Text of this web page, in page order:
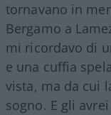
tornavano in
Bergamo a
mi ricordavo di
e una cuffia
vista, ma da cui
sogno. E gli